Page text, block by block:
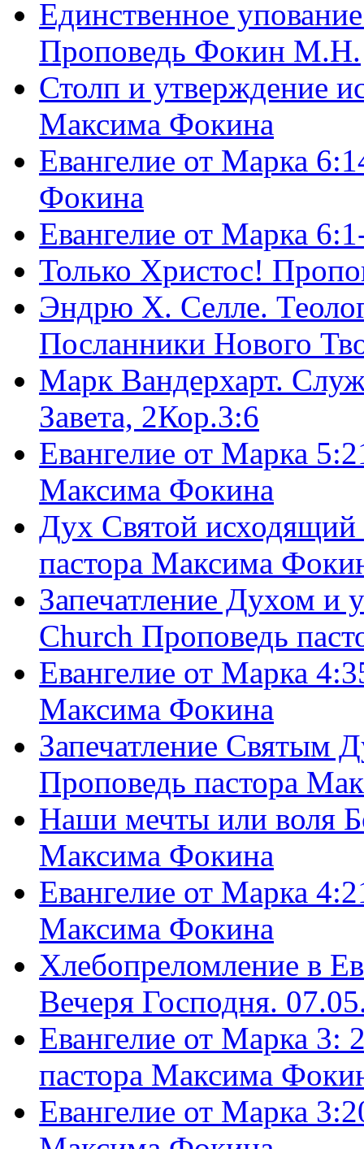
Единственное
Проповедь Фокин М.Н.
Столп и утверждение
Максима Фокина
Евангелие от Марка
Фокина
Евангелие от Марка
Только Христос!
Эндрю Х. Селле.
Посланники Нового
Марк Вандерхарт.
Завета, 2Кор.3:6
Евангелие от Марка
Максима Фокина
Дух Святой
пастора Максима
Запечатление Духом и
Church Проповедь
Евангелие от Марка
Максима Фокина
Запечатление Святым
Проповедь пастора
Наши мечты или воля
Максима Фокина
Евангелие от Марка
Максима Фокина
Хлебопреломление в
Вечеря Господня.
Евангелие от Марка 3:
пастора Максима
Евангелие от Марка